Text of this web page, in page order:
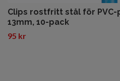
Clips rostfritt stål för
13mm, 10-pack
95 kr